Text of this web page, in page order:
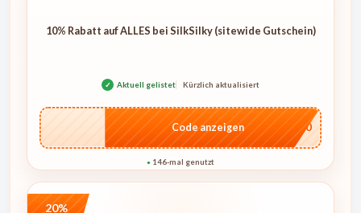
10% Rabatt auf ALLES bei SilkSilky (sitewide Gutschein)
✓ Aktuell gelistet Kürzlich aktualisiert
…NT10
Code anzeigen
● 146-mal genutzt
20%